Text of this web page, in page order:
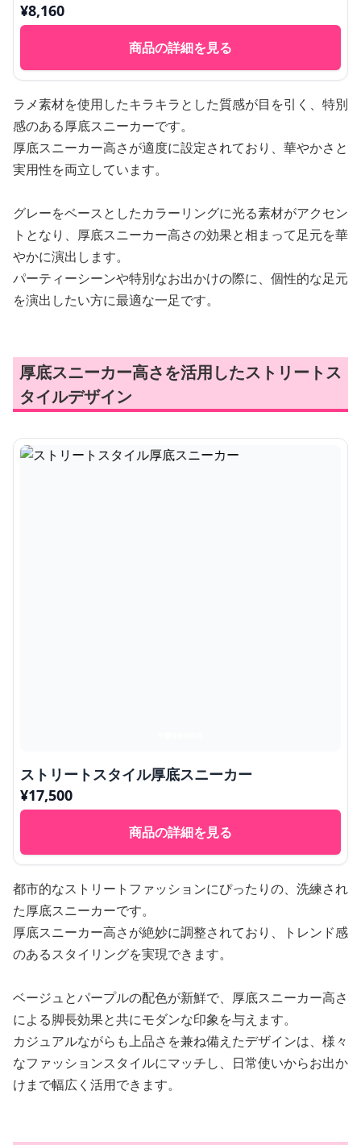
¥8,160
商品の詳細を見る
ラメ素材を使用したキラキラとした質感が目を引く、特別
感のある厚底スニーカーです。
厚底スニーカー高さが適度に設定されており、華やかさと
実用性を両立しています。
グレーをベースとしたカラーリングに光る素材がアクセン
トとなり、厚底スニーカー高さの効果と相まって足元を華
やかに演出します。
パーティーシーンや特別なお出かけの際に、個性的な足元
を演出したい方に最適な一足です。
厚底スニーカー高さを活用したストリートス
タイルデザイン
ストリートスタイル厚底スニーカー
¥17,500
商品の詳細を見る
都市的なストリートファッションにぴったりの、洗練され
た厚底スニーカーです。
厚底スニーカー高さが絶妙に調整されており、トレンド感
のあるスタイリングを実現できます。
ベージュとパープルの配色が新鮮で、厚底スニーカー高さ
による脚長効果と共にモダンな印象を与えます。
カジュアルながらも上品さを兼ね備えたデザインは、様々
なファッションスタイルにマッチし、日常使いからお出か
けまで幅広く活用できます。